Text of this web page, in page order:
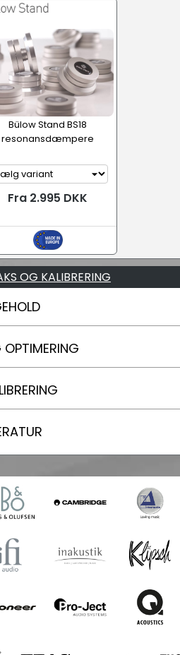
Bülow Stand BS18
resonansdæmpere
Fra 2.995 DKK
OG KALIBRERING
OPTIMERING